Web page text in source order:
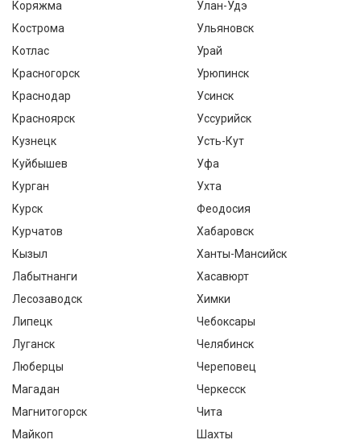
Коряжма
Кострома
Котлас
Красногорск
Краснодар
Красноярск
Кузнецк
Куйбышев
Курган
Курск
Курчатов
Кызыл
Лабытнанги
Лесозаводск
Липецк
Луганск
Люберцы
Магадан
Магнитогорск
Майкоп
Улан-Удэ
Ульяновск
Урай
Урюпинск
Усинск
Уссурийск
Усть-Кут
Уфа
Ухта
Феодосия
Хабаровск
Ханты-Мансийск
Хасавюрт
Химки
Чебоксары
Челябинск
Череповец
Черкесск
Чита
Шахты